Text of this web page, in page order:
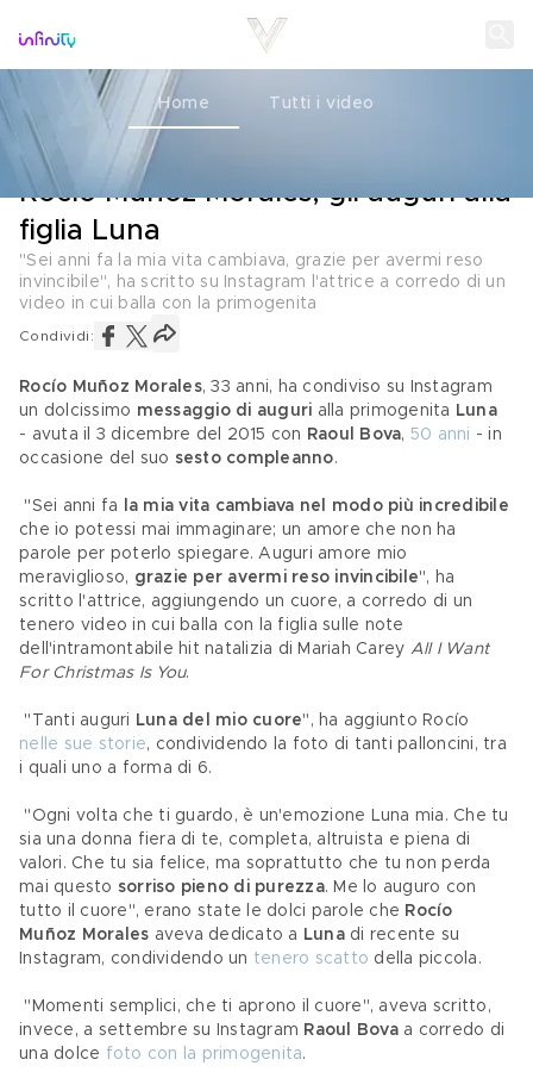
Home Tutti i video
MADRI E FIGLIE
Rocío Muñoz Morales, gli auguri alla
figlia Luna
"Sei anni fa la mia vita cambiava, grazie per avermi reso
invincibile", ha scritto su Instagram l'attrice a corredo di un
video in cui balla con la primogenita
Condividi:
Rocío Muñoz Morales, 33 anni, ha condiviso su Instagram
un dolcissimo messaggio di auguri alla primogenita Luna
- avuta il 3 dicembre del 2015 con Raoul Bova, 50 anni - in
occasione del suo sesto compleanno.
"Sei anni fa
la mia vita cambiava nel modo più incredibile
che io potessi mai immaginare; un amore che non ha
parole per poterlo spiegare. Auguri amore mio
meraviglioso, grazie per avermi reso invincibile", ha
scritto l'attrice, aggiungendo un cuore, a corredo di un
tenero video in cui balla con la figlia sulle note
dell'intramontabile hit natalizia di Mariah Carey All I Want
For Christmas Is You.
"Tanti auguri Luna del mio cuore", ha aggiunto Rocío
nelle sue storie, condividendo la foto di tanti palloncini, tra
i quali uno a forma di 6.
sia una donna fiera di te, completa, altruista e piena di
valori. Che tu sia felice, ma soprattutto che tu non perda
mai questo sorriso pieno di purezza. Me lo auguro con
tutto il cuore", erano state le dolci parole che Rocío
Muñoz Morales aveva dedicato a Luna di recente su
Instagram, condividendo un tenero scatto della piccola.
invece, a settembre su Instagram Raoul Bova a corredo di
una dolce foto con la primogenita.